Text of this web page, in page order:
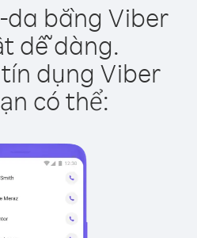
da bằng Viber
dễ dàng.
dụng Viber
có thể: